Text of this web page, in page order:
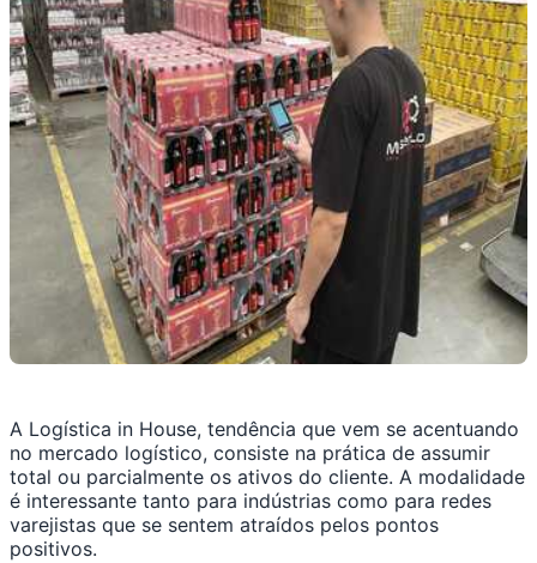
A Logística in House, tendência que vem se acentuando
no mercado logístico, consiste na prática de assumir
total ou parcialmente os ativos do cliente. A modalidade
é interessante tanto para indústrias como para redes
varejistas que se sentem atraídos pelos pontos
positivos.